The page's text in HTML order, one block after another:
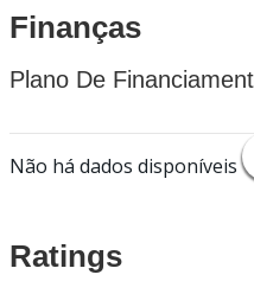
Finanças
Plano De
Não há dados disponíveis
Ratings